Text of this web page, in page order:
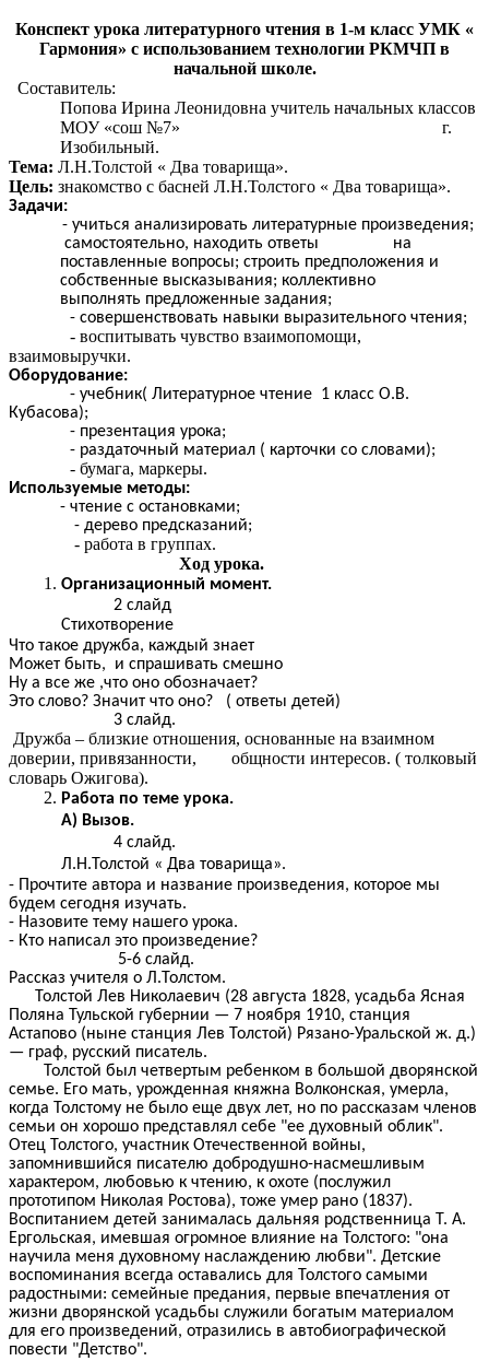
Конспект урока литературного чтения в 1-м класс УМК «
Гармония» с использованием технологии РКМЧП в
начальной школе.
Составитель:
Попова Ирина Леонидовна учитель начальных классов
МОУ «сош №7» г.
Изобильный.
Тема: Л.Н.Толстой « Два товарища».
Цель: знакомство с басней Л.Н.Толстого « Два товарища».
Задачи:
- учиться анализировать литературные произведения;
самостоятельно, находить ответы на
поставленные вопросы; строить предположения и
собственные высказывания; коллективно
выполнять предложенные задания;
- совершенствовать навыки выразительного чтения;
- воспитывать чувство взаимопомощи,
взаимовыручки.
Оборудование:
- учебник( Литературное чтение 1 класс О.В.
Кубасова);
- презентация урока;
- раздаточный материал ( карточки со словами);
- бумага, маркеры.
Используемые методы:
- чтение с остановками;
- дерево предсказаний;
- работа в группах.
Ход урока.
Организационный момент.
2 слайд
Стихотворение
Что такое дружба, каждый знает
Может быть, и спрашивать смешно
Ну а все же ,что оно обозначает?
Это слово? Значит что оно? ( ответы детей)
3 слайд.
Дружба – близкие отношения, основанные на взаимном
доверии, привязанности, общности интересов. ( толковый
словарь Ожигова).
Работа по теме урока.
А) Вызов.
4 слайд.
Л.Н.Толстой « Два товарища».
- Прочтите автора и название произведения, которое мы
будем сегодня изучать.
- Назовите тему нашего урока.
- Кто написал это произведение?
5-6 слайд.
Рассказ учителя о Л.Толстом.
Толстой Лев Николаевич (28 августа 1828, усадьба Ясная
Поляна Тульской губернии — 7 ноября 1910, станция
Астапово (ныне станция Лев Толстой) Рязано-Уральской ж. д.)
— граф, русский писатель.
Толстой был четвертым ребенком в большой дворянской
семье. Его мать, урожденная княжна Волконская, умерла,
когда Толстому не было еще двух лет, но по рассказам членов
семьи он хорошо представлял себе "ее духовный облик".
Отец Толстого, участник Отечественной войны,
запомнившийся писателю добродушно-насмешливым
характером, любовью к чтению, к охоте (послужил
прототипом Николая Ростова), тоже умер рано (1837).
Воспитанием детей занималась дальняя родственница Т. А.
Ергольская, имевшая огромное влияние на Толстого: "она
научила меня духовному наслаждению любви". Детские
воспоминания всегда оставались для Толстого самыми
радостными: семейные предания, первые впечатления от
жизни дворянской усадьбы служили богатым материалом
для его произведений, отразились в автобиографической
повести "Детство".